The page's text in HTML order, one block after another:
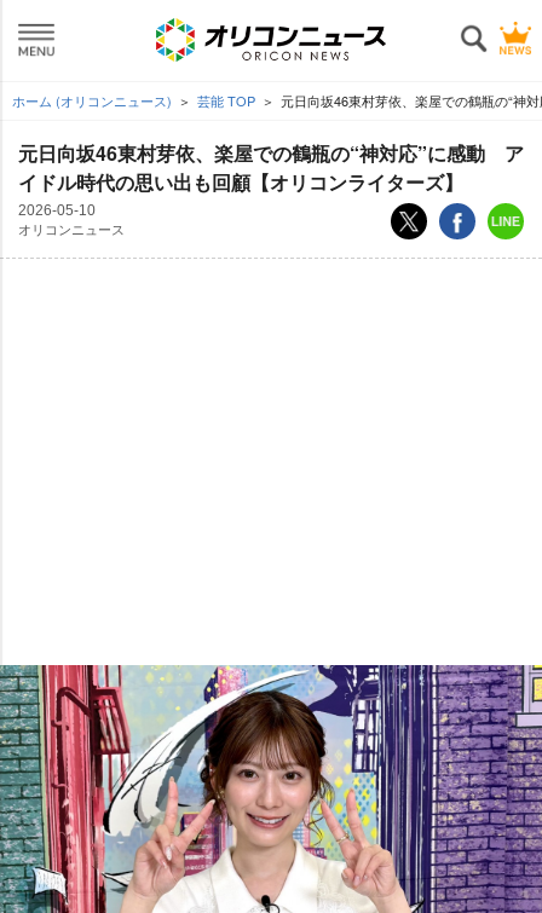
ホーム (オリコンニュース) 芸能 TOP 元日向坂46東村芽依、楽屋での鶴瓶の“神
元日向坂46東村芽依、楽屋での鶴瓶の“神対応”に感動 ア
イドル時代の思い出も回顧【オリコンライターズ】
2026-05-10
オリコンニュース